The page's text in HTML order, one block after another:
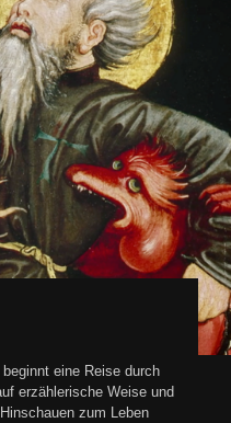
eine Reise durch
erzählerische Weise und
zum Leben